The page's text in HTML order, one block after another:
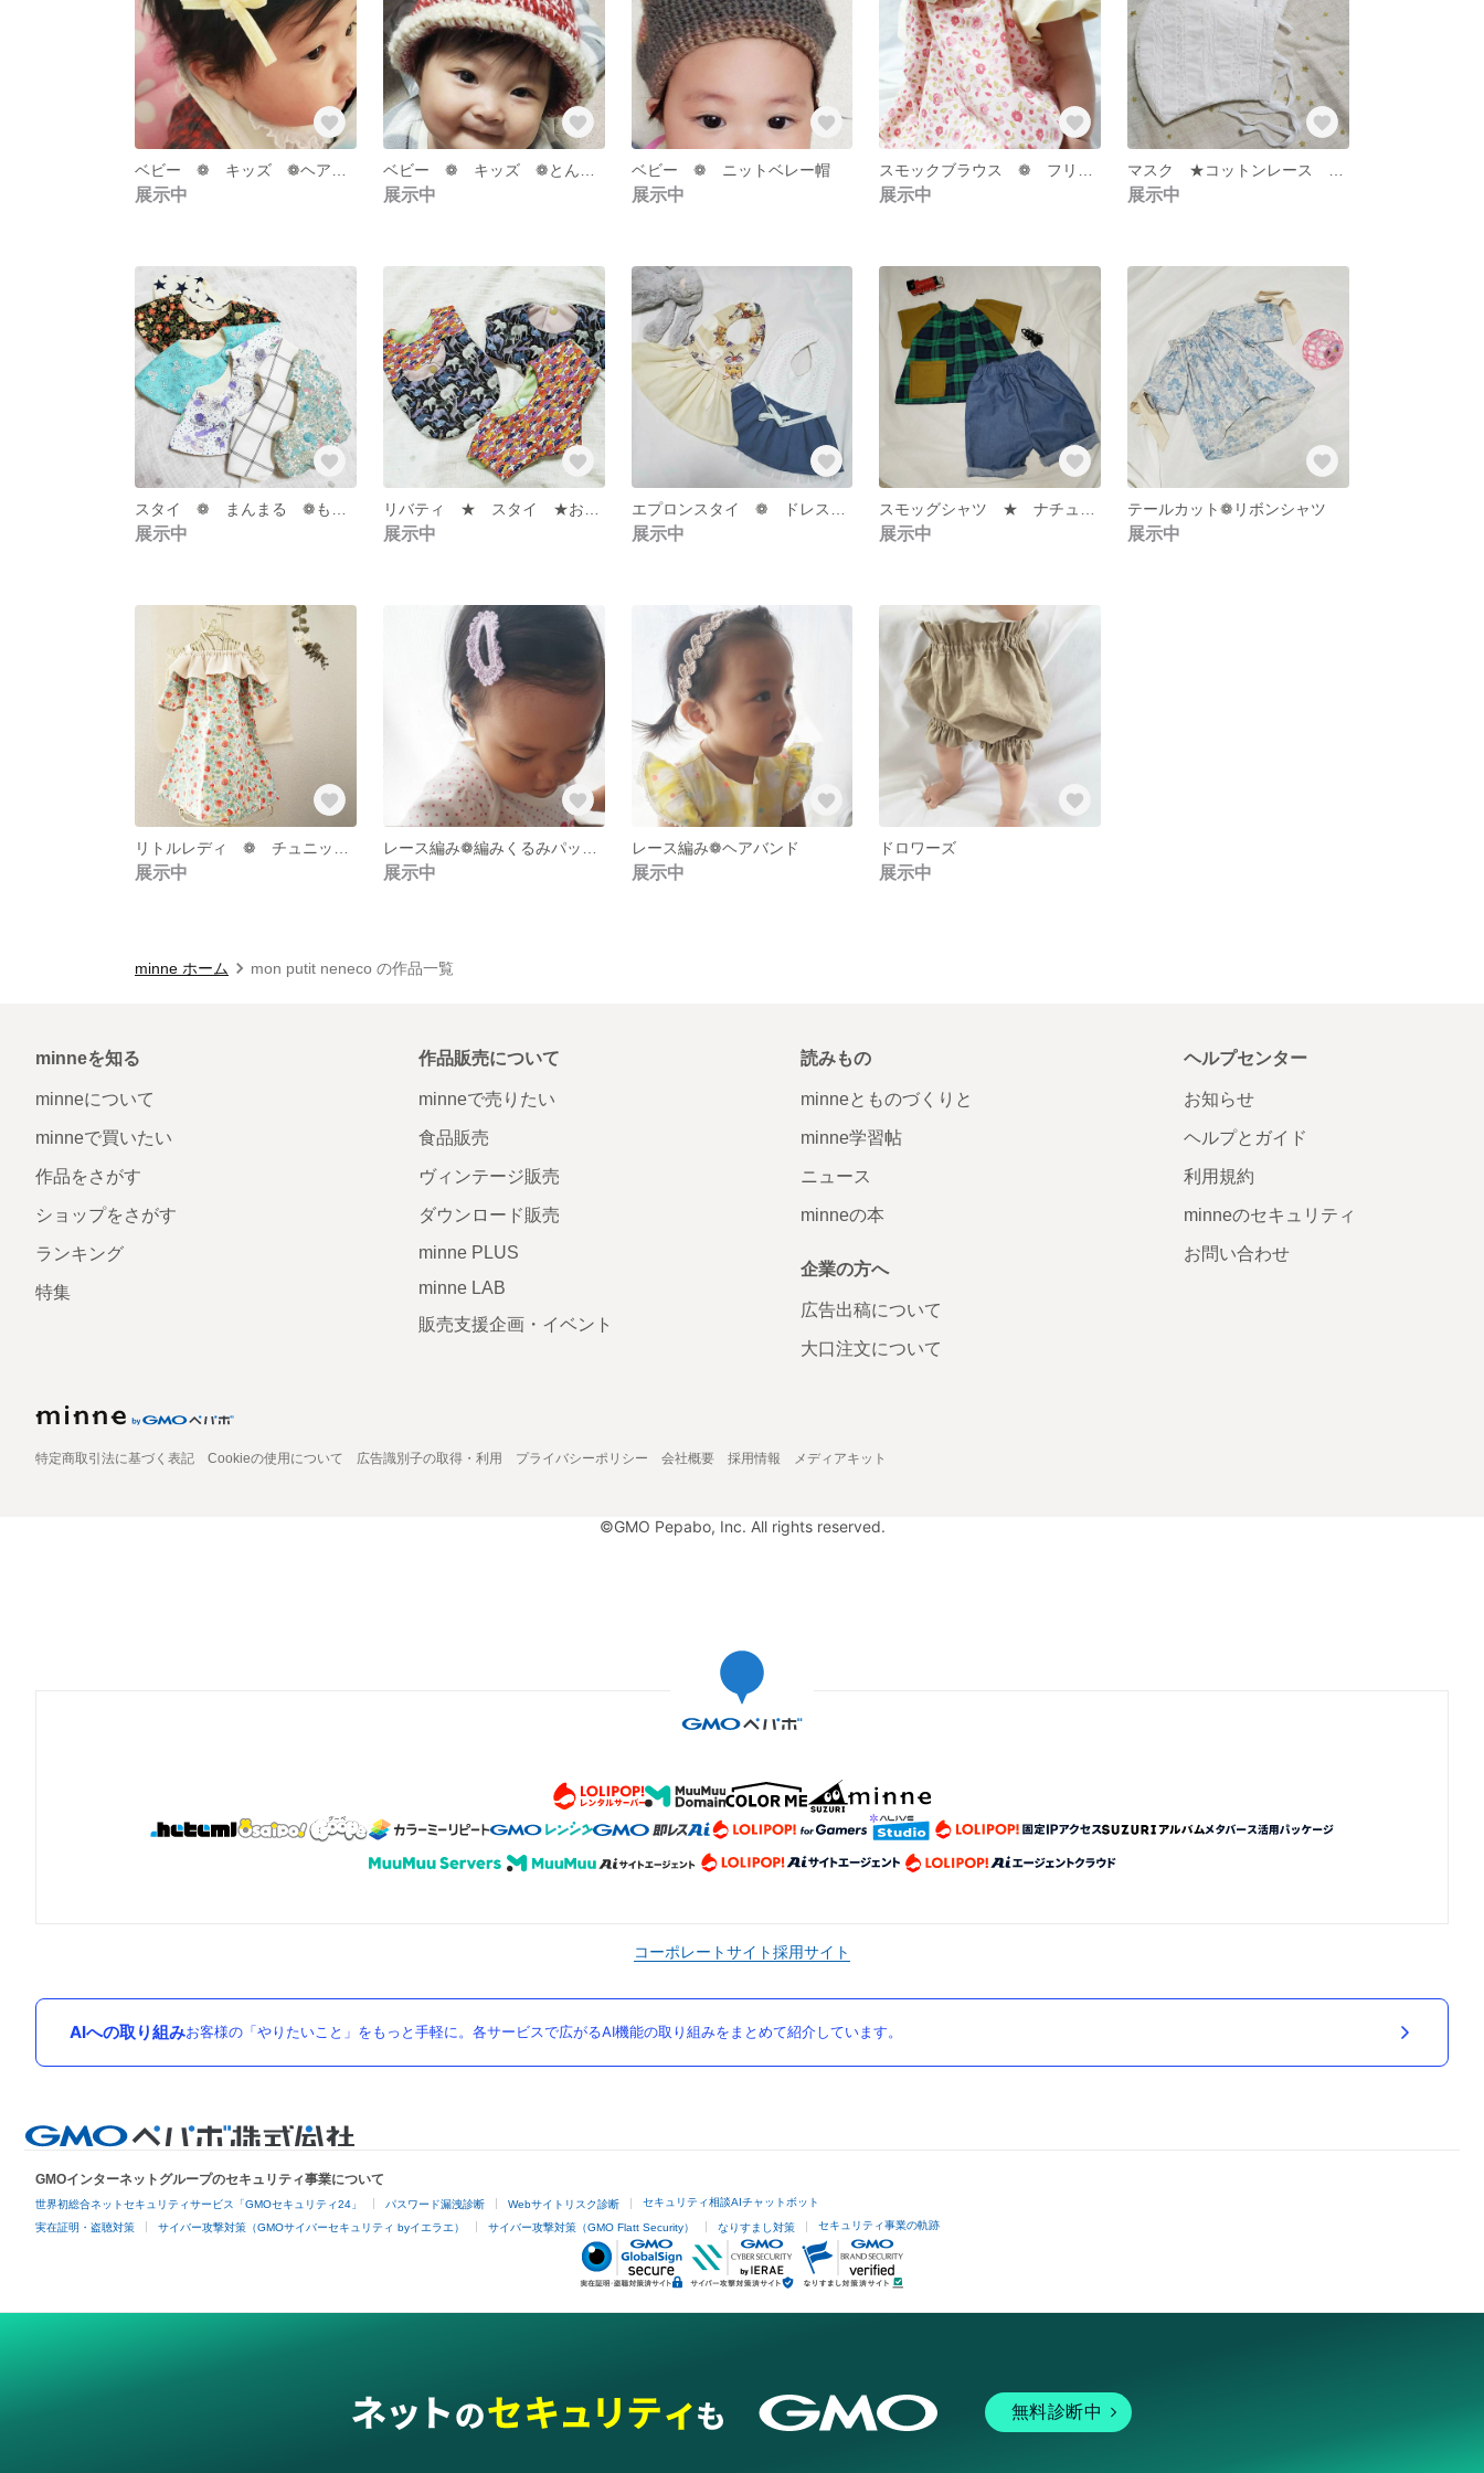
展示中 展示中
ベビー ❁ ニットベレー帽
展示中 展示中 展示中
展示中 展示中 展示中 展示中
テールカット❁リボンシャツ
展示中
展示中 展示中
レース編み❁ヘアバンド
展示中
ドロワーズ
展示中
minne ホーム mon putit neneco の作品一覧
minneを知る
minneについて
minneで買いたい
作品をさがす
ショップをさがす
ランキング
特集
作品販売について
minneで売りたい
食品販売
ヴィンテージ販売
ダウンロード販売
minne PLUS
minne LAB
販売支援企画・イベント
読みもの
minneとものづくりと
minne学習帖
ニュース
minneの本
企業の方へ
広告出稿について
大口注文について
ヘルプセンター
お知らせ
ヘルプとガイド
利用規約
minneのセキュリティ
お問い合わせ
特定商取引法に基づく表記 Cookieの使用について 広告識別子の取得・利用 プライバシーポリシー 会社概要 採用情報 メディアキット
©GMO Pepabo, Inc. All rights reserved.
コーポレートサイト採用サイト
AIへの取り組みお客様の「やりたいこと」をもっと手軽に。各サービスで広がるAI機能の取り組みをまとめて紹介しています。
GMOインターネットグループのセキュリティ事業について
世界初総合ネットセキュリティサービス「GMOセキュリティ24」 パスワード漏洩診断 Webサイトリスク診断 セキュリティ相談AIチャットボット
実在証明・盗聴対策 サイバー攻撃対策（GMOサイバーセキュリティ byイエラエ） サイバー攻撃対策（GMO Flatt Security） なりすまし対策 セキュリティ事業の軌跡
無料診断中